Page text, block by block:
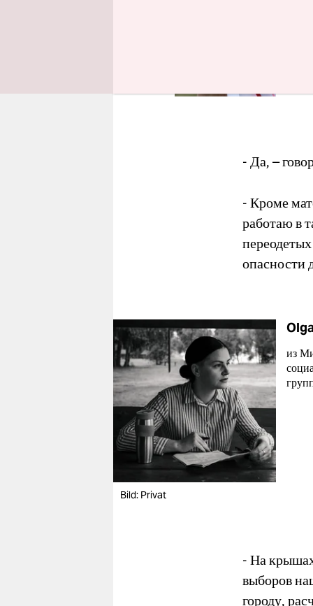
- Да, –
- Кроме
работаю в
опасности
Bild: Privat
из
- На
выборов
городу,